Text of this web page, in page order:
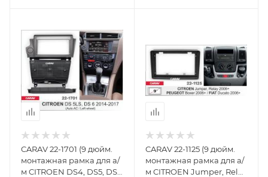
CARAV 22-1701 (9 дюйм.
монтажная рамка для а/
м CITROEN DS4, DS5, DS6
CARAV 22-1125 (9 дюйм.
монтажная рамка для а/
м CITROEN Jumper, Relay